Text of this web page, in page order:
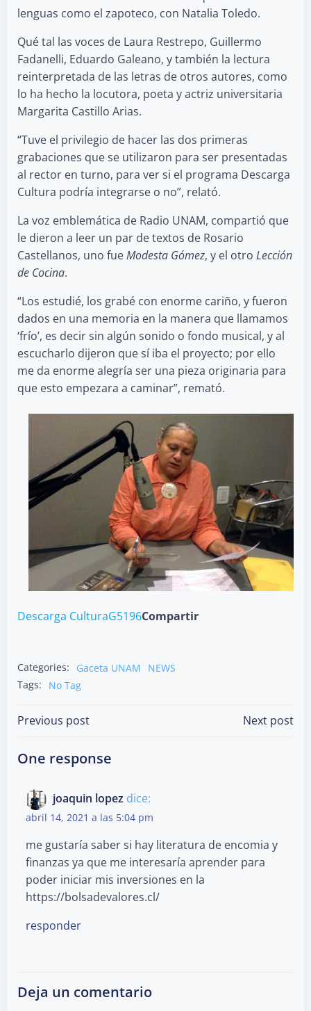
lenguas como el zapoteco, con Natalia Toledo.
Qué tal las voces de Laura Restrepo, Guillermo
Fadanelli, Eduardo Galeano, y también la lectura
reinterpretada de las letras de otros autores, como
lo ha hecho la locutora, poeta y actriz universitaria
Margarita Castillo Arias.
“Tuve el privilegio de hacer las dos primeras
grabaciones que se utilizaron para ser presentadas
al rector en turno, para ver si el programa Descarga
Cultura podría integrarse o no”, relató.
La voz emblemática de Radio UNAM, compartió que
le dieron a leer un par de textos de Rosario
Castellanos, uno fueModesta Gómez, y el otro Lección
de Cocina.
“Los estudié, los grabé con enorme cariño, y fueron
dados en una memoria en la manera que llamamos
‘frío’, es decir sin algún sonido o fondo musical, y al
escucharlo dijeron que sí iba el proyecto; por ello
me da enorme alegría ser una pieza originaria para
que esto empezara a caminar”, remató.
Descarga CulturaG5196Compartir
Categories: Gaceta UNAM
NEWS
Tags:
No Tag
Post
navigation
Previous post Next post
One response
joaquin lopez dice:
abril 14, 2021 a las 5:04 pm
me gustaría saber si hay literatura de encomia y
finanzas ya que me interesaría aprender para
poder iniciar mis inversiones en la
https://bolsadevalores.cl/
responder
Deja un comentario